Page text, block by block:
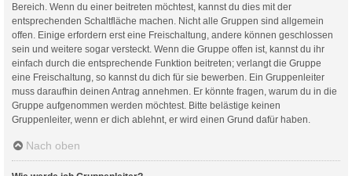
Bereich. Wenn du einer beitreten möchtest, kannst du dies mit der
entsprechenden Schaltfläche machen. Nicht alle Gruppen sind allgemein
offen. Einige erfordern erst eine Freischaltung, andere können geschlossen
sein und weitere sogar versteckt. Wenn die Gruppe offen ist, kannst du ihr
einfach durch die entsprechende Funktion beitreten; verlangt die Gruppe
eine Freischaltung, so kannst du dich für sie bewerben. Ein Gruppenleiter
muss daraufhin deinen Antrag annehmen. Er könnte fragen, warum du in die
Gruppe aufgenommen werden möchtest. Bitte belästige keinen
Gruppenleiter, wenn er dich ablehnt, er wird einen Grund dafür haben.
Nach oben